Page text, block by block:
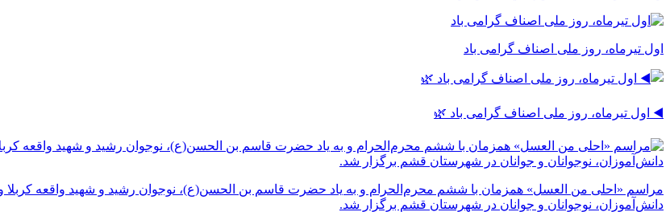
اول تیرماه، روز ملی اصناف گرامی باد
◀️ اول تیرماه، روز ملی اصناف گرامی باد 🌿
مراسم «احلی من العسل» همزمان با ششم محرم‌الحرام و به یاد حضرت قاسم بن الحسن(ع)، نوجوان رشید و شهید واقعه کربلا
دانش‌آموزان، نوجوانان و جوانان در شهرستان قشم برگزار شد.